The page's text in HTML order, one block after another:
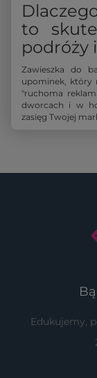
to
podróży
Zawieszka do
upominek, który
"ruchoma
dworcach i w
zasięg Twojej
Edukujemy,